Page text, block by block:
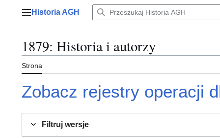
Menu główne
Historia AGH
1879: Historia i autorzy
Strona
Zobacz rejestry operacji
Filtruj wersje